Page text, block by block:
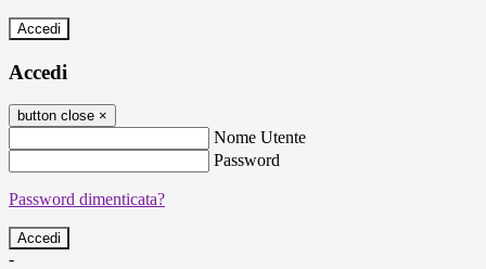
Accedi
Accedi
button close ×
Nome Utente
Password
Password dimenticata?
-